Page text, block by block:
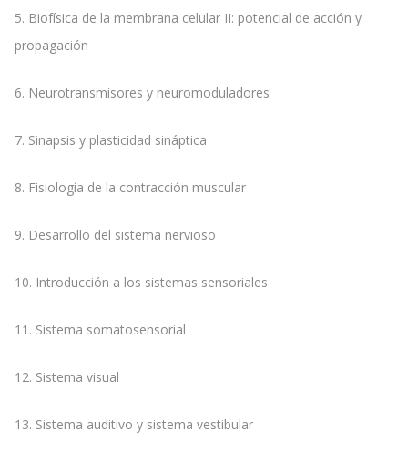
5. Biofísica de la membrana celular II: potencial de acción y
propagación
6. Neurotransmisores y neuromoduladores
7. Sinapsis y plasticidad sináptica
8. Fisiología de la contracción muscular
9. Desarrollo del sistema nervioso
10. Introducción a los sistemas sensoriales
11. Sistema somatosensorial
12. Sistema visual
13. Sistema auditivo y sistema vestibular